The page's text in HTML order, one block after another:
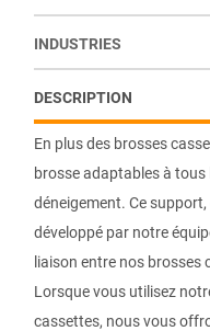
En plus des brosses
brosse adaptables à tous
déneigement. Ce
développé par notre
liaison entre nos brosses
Lorsque vous utilisez
cassettes, nous vous
DESCRIPTION
INDUSTRIES